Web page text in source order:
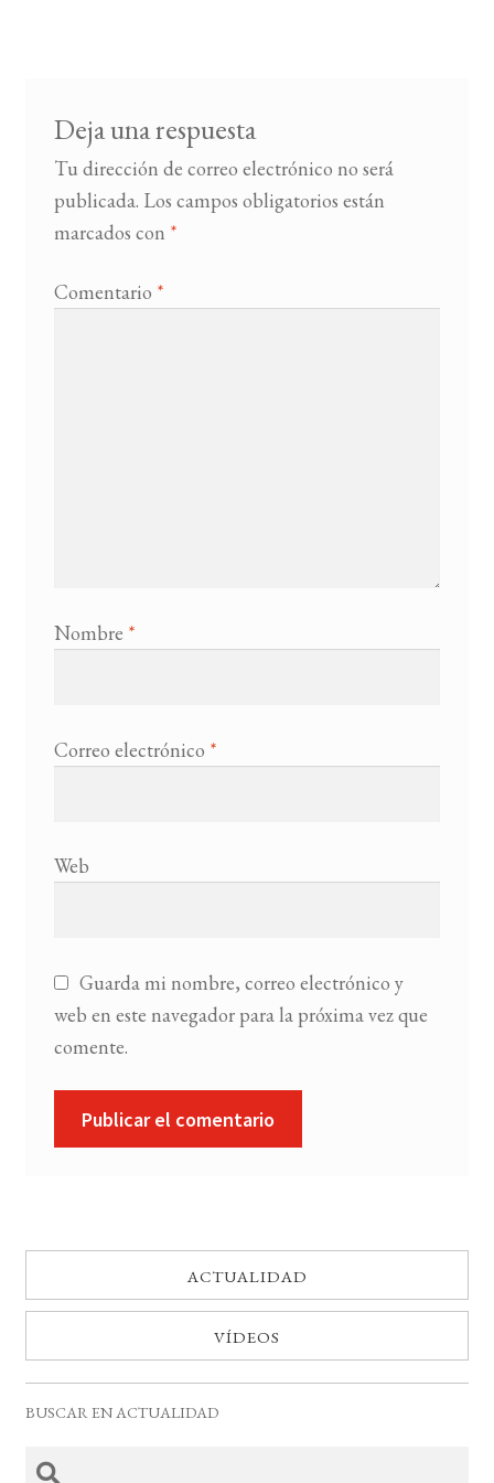
Deja una respuesta
Tu dirección de correo electrónico no será
publicada. Los campos obligatorios están
marcados con *
Comentario *
Nombre *
Correo electrónico *
Web
Guarda mi nombre, correo electrónico y
web en este navegador para la próxima vez que
comente.
ACTUALIDAD
VÍDEOS
BUSCAR EN ACTUALIDAD